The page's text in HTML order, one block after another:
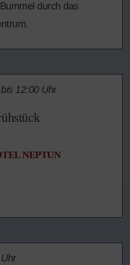
durch das
12:00 Uhr
NEPTUN